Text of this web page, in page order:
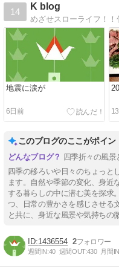
14
K blog
地震に涙が
6日前
このブログのここがポイン
四季折々の風景
四季の移ろいや日々のちょっと
ます。自然や季節の変化、身近
する暮らしの中に潜む美を探求
つ、日常の豊かさを感じさせる
と共に、身近な風景や気持ちの
1436554 2
週間IN:40 週間OUT:430 月間